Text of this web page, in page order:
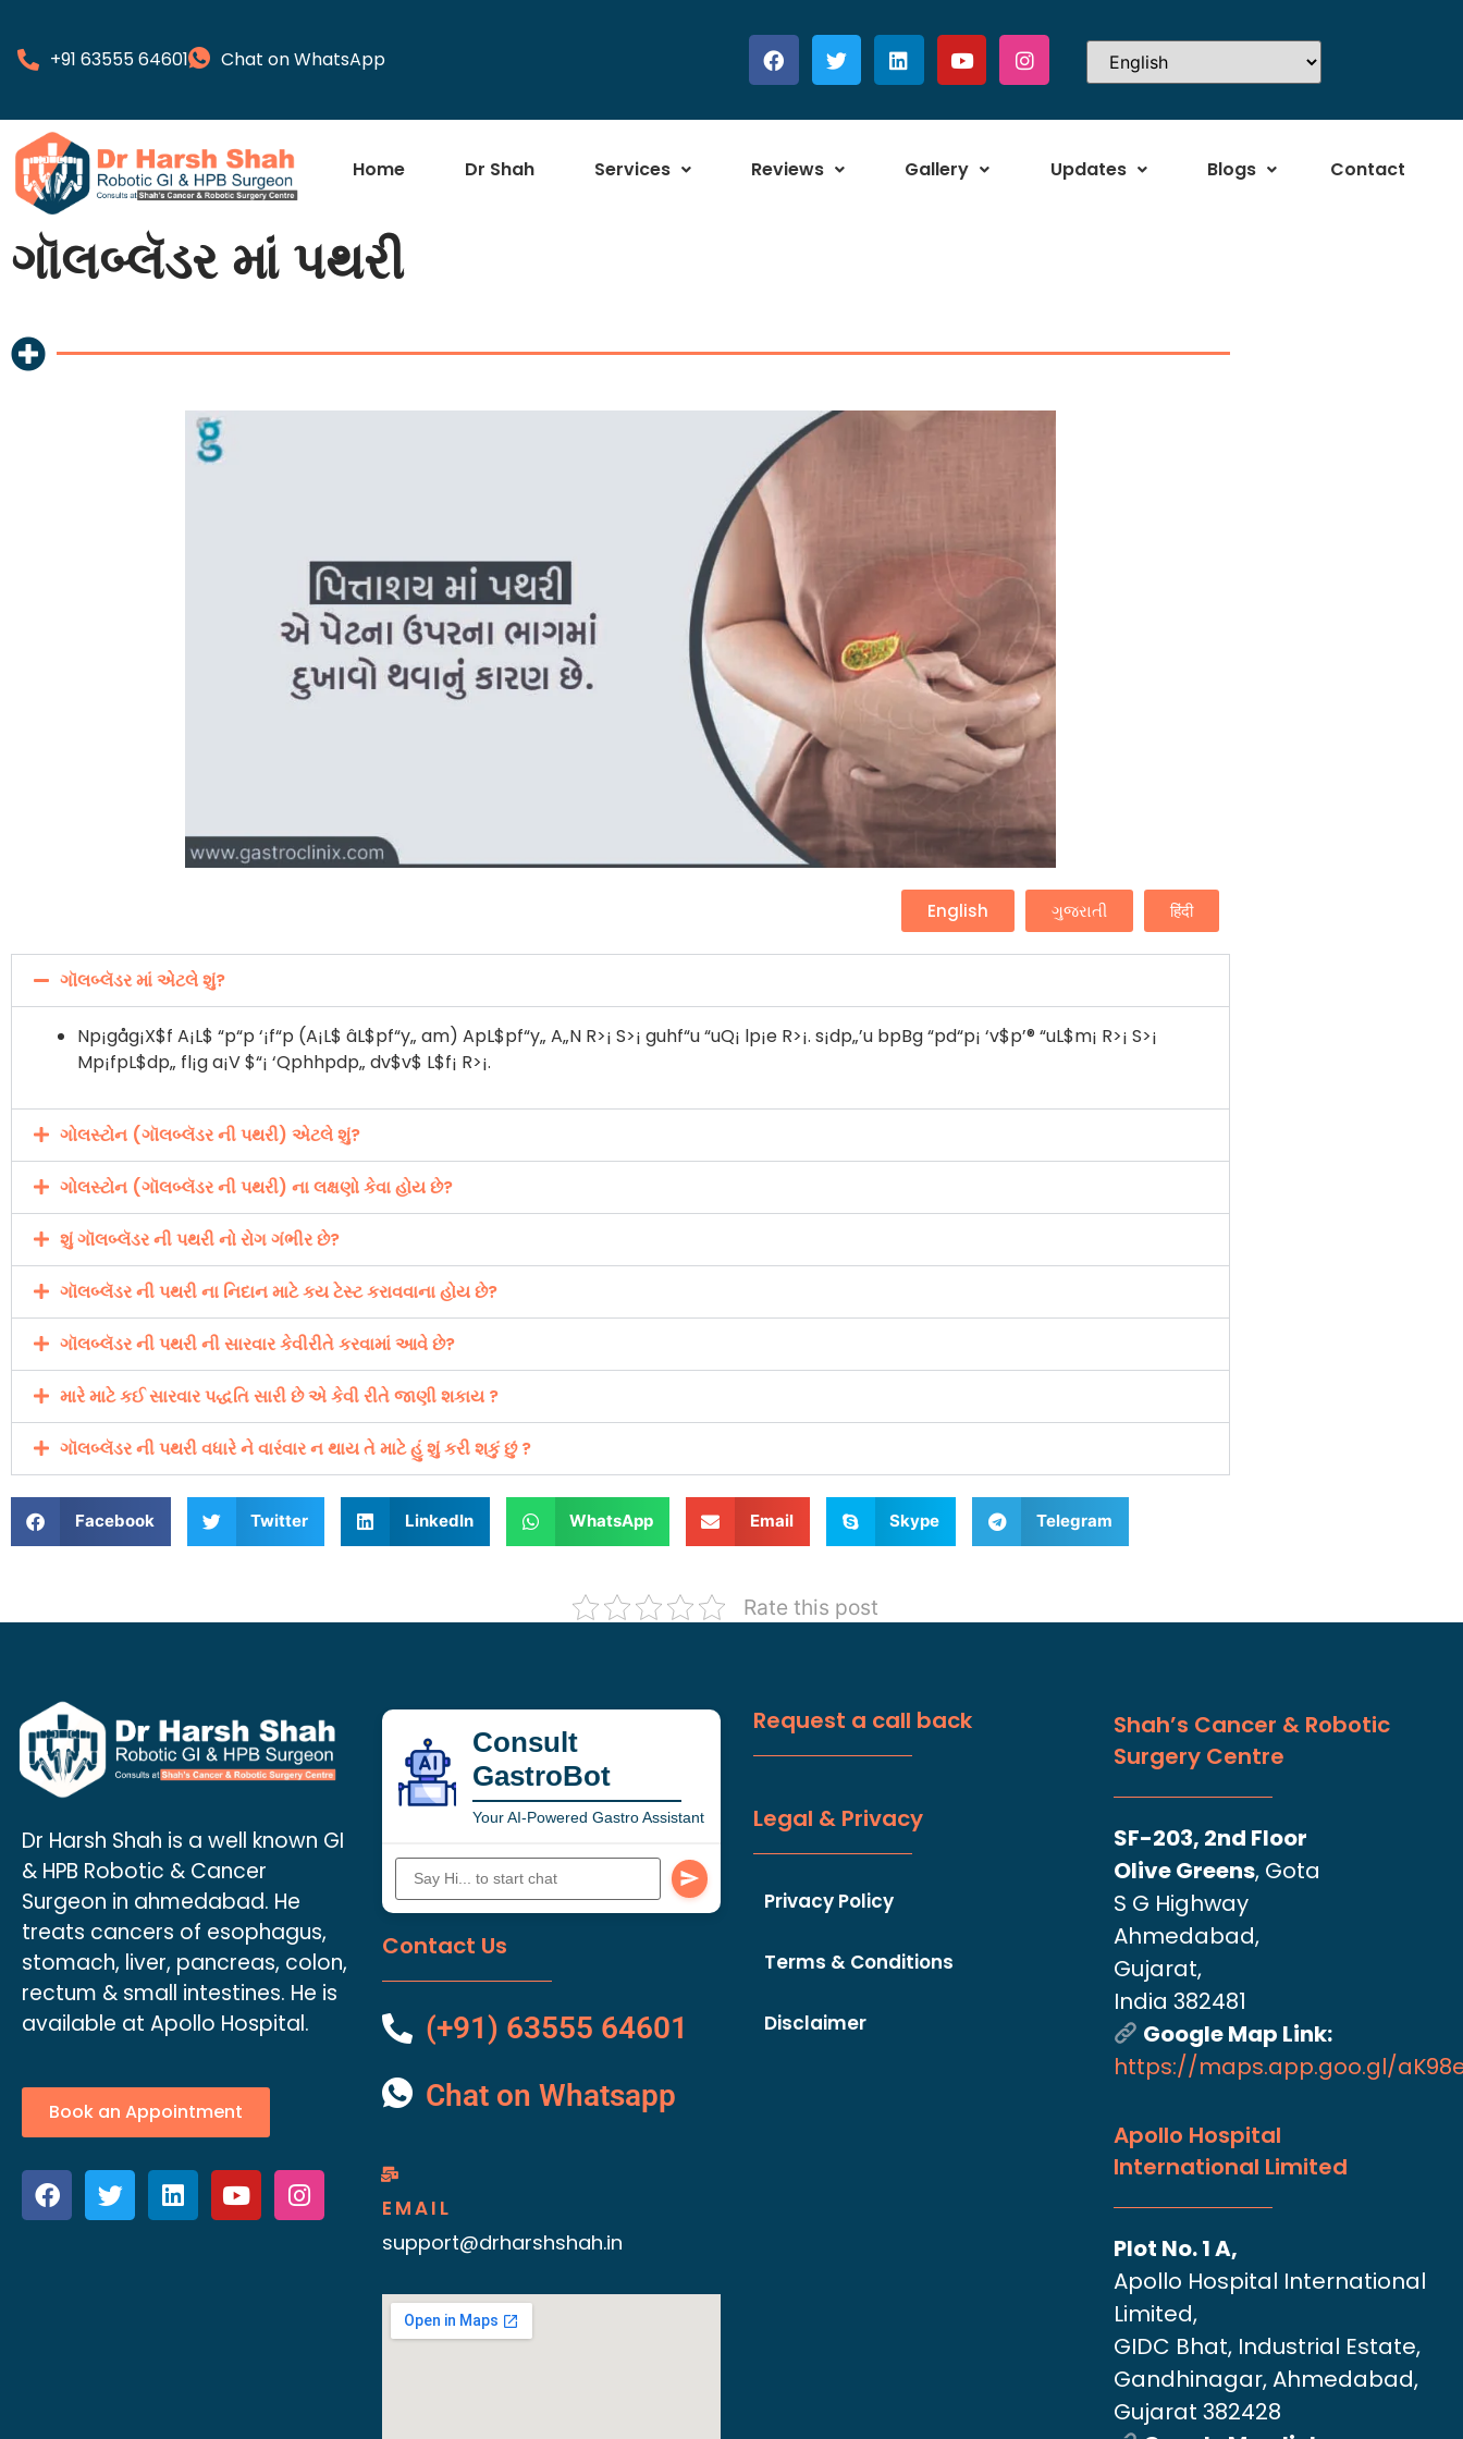
+91 63555 64601 Chat on WhatsApp
Home Dr Shah Services Reviews Gallery Updates Blogs Contact
ગૉલબ્લૅડર માં પથરી
English ગુજરાતી हिंदी
ગૉલબ્લૅડર માં એટલે શું?
Np¡gåg¡X$f A¡L$ “p“p ‘¡f“p (A¡L$ âL$pf“y„ am) ApL$pf“y„ A„N R>¡ S>¡ guhf“u “uQ¡ lp¡e R>¡. s¡dp„’u bpBg “pd“p¡ ‘v$p’® “uL$m¡ R>¡ S>¡
Mp¡fpL$dp„ fl¡g a¡V $“¡ ‘Qphhpdp„ dv$v$ L$f¡ R>¡.
ગોલસ્ટોન (ગૉલબ્લૅડર ની પથરી) એટલે શું?
ગોલસ્ટોન (ગૉલબ્લૅડર ની પથરી) ના લક્ષણો કેવા હોય છે?
શું ગૉલબ્લૅડર ની પથરી નો રોગ ગંભીર છે?
ગૉલબ્લૅડર ની પથરી ના નિદાન માટે કય ટેસ્ટ કરાવવાના હોય છે?
ગૉલબ્લૅડર ની પથરી ની સારવાર કેવીરીતે કરવામાં આવે છે?
મારે માટે કઈ સારવાર પદ્ધતિ સારી છે એ કેવી રીતે જાણી શકાય ?
ગૉલબ્લૅડર ની પથરી વધારે ને વારંવાર ન થાય તે માટે હું શું કરી શકું છું ?
Facebook Twitter LinkedIn WhatsApp Email Skype Telegram
Rate this post
Dr Harsh Shah is a well known GI
& HPB Robotic & Cancer
Surgeon in ahmedabad. He
treats cancers of esophagus,
stomach, liver, pancreas, colon,
rectum & small intestines. He is
available at Apollo Hospital.
Book an Appointment
Consult
GastroBot
Your AI-Powered Gastro Assistant
Contact Us
(+91) 63555 64601
Chat on Whatsapp
EMAIL
support@drharshshah.in
Request a call back
Legal & Privacy
Privacy Policy
Terms & Conditions
Disclaimer
Shah’s Cancer & Robotic
Surgery Centre
SF-203, 2nd Floor
Olive Greens, Gota
S G Highway
Ahmedabad,
Gujarat,
India 382481
Google Map Link:
https://maps.app.goo.gl/
Apollo Hospital
International Limited
Plot No. 1 A,
Apollo Hospital International
Limited,
GIDC Bhat, Industrial Estate,
Gandhinagar, Ahmedabad,
Gujarat 382428